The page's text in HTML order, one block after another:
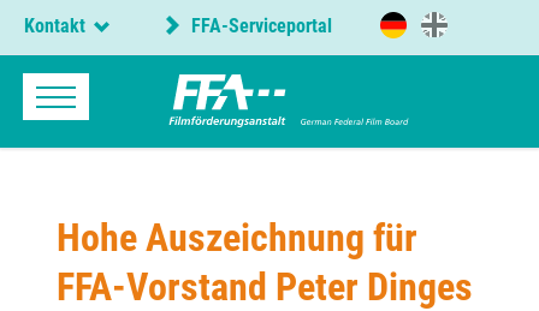
Kontakt FFA-Serviceportal
Hohe Auszeichnung für
FFA-Vorstand Peter Dinges